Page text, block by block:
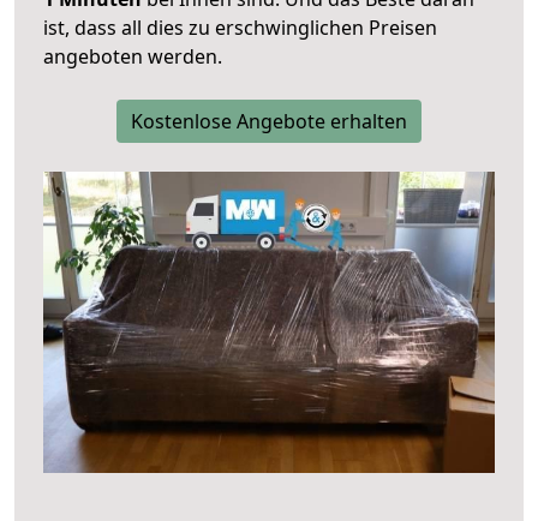
ist, dass all dies zu erschwinglichen Preisen
angeboten werden.
Kostenlose Angebote erhalten